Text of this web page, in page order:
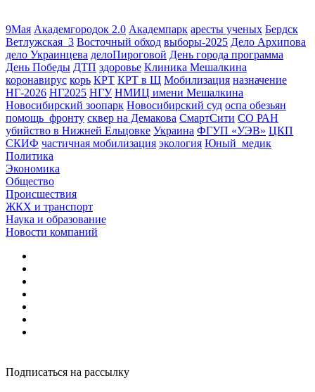
9Мая Академгородок 2.0 Академпарк аресты ученых Бердск
Ветлужская_3 Восточный обход выборы-2025 Дело Архипова
дело Украинцева делоПироговой День города программа
День Победы ДТП здоровье Клиника Мешалкина
коронавирус корь КРТ КРТ в Щ Мобилизация назначение
НГ-2026 НГ2025 НГУ НМИЦ имени Мешалкина
Новосибирский зоопарк Новосибирский суд оспа обезьян
помощь_фронту сквер на Демакова СмартСити СО РАН
убийство в Нижней Ельцовке Украина ФГУП «УЭВ» ЦКП
СКИФ частичная мобилизация экология Юный_медик
Политика
Экономика
Общество
Происшествия
ЖКХ и транспорт
Наука и образование
Новости компаний
Подписаться на рассылку